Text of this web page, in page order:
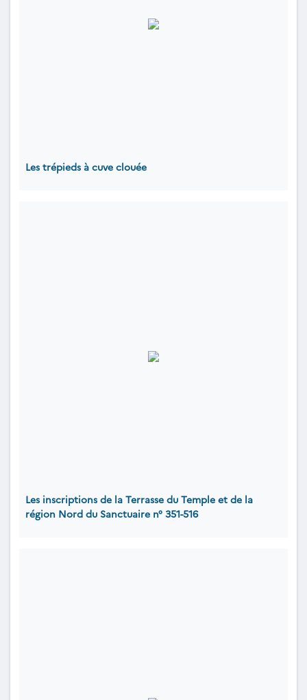
Les trépieds à cuve clouée
Les inscriptions de la Terrasse du Temple et de la
région Nord du Sanctuaire n° 351-516